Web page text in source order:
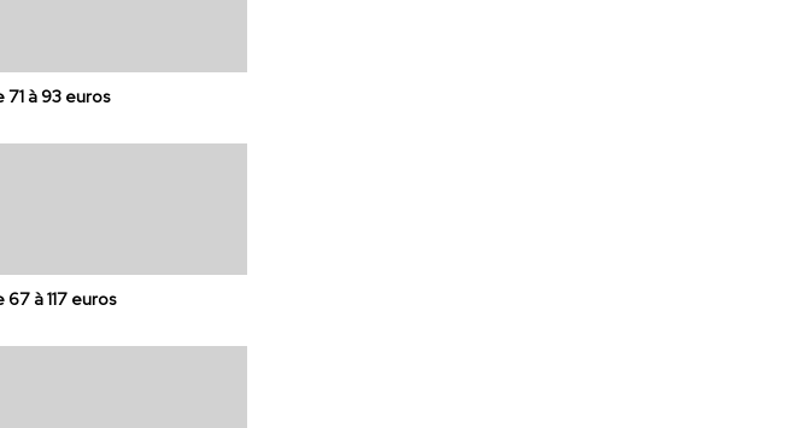
71 à 93 euros
67 à 117 euros